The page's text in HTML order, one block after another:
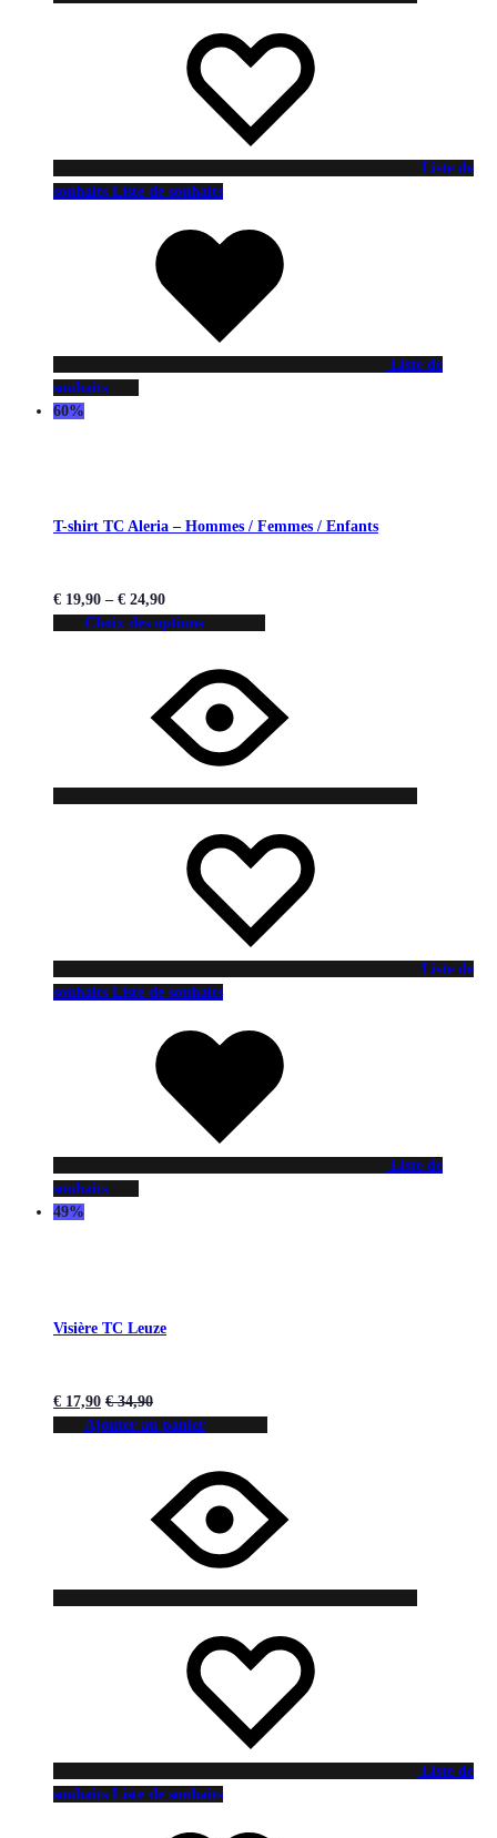
Liste de
souhaits Liste de souhaits
Liste de
souhaits
60%
T-shirt TC Aleria – Hommes / Femmes / Enfants
€ 19,90 – € 24,90
Choix des options
Liste de
souhaits Liste de souhaits
Liste de
souhaits
49%
Visière TC Leuze
€ 17,90 €34,90
Ajouter au panier
Liste de
souhaits Liste de souhaits